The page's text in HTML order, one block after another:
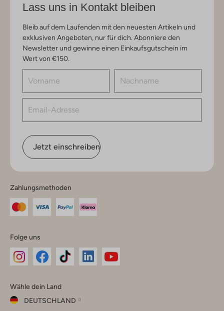
Lass uns in Kontakt bleiben
Bleib auf dem Laufenden mit den neuesten Artikeln und
exklusiven Angeboten, nur für dich. Abonniere den
Newsletter und gewinne einen Einkaufsgutschein im
Wert von €150.
Jetzt einschreiben
Zahlungsmethoden
Folge uns
Instagram
Facebook
TikTok
Wähle dein Land
DEUTSCHLAND